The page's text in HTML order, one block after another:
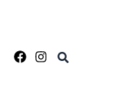
Buscar